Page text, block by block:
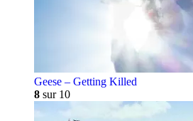
Geese – Getting Killed
8 sur 10